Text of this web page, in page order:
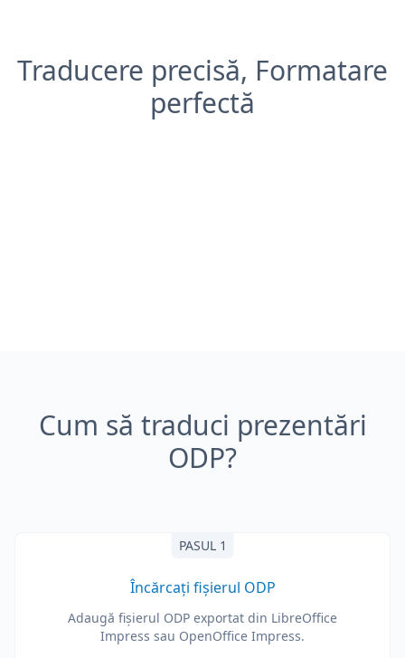
Traducere precisă, Formatare
perfectă
Cum să traduci prezentări
ODP?
PASUL 1
Încărcați fișierul ODP
Adaugă fișierul ODP exportat din LibreOffice
Impress sau OpenOffice Impress.